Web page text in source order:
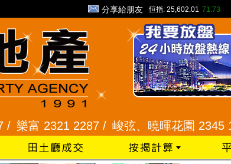
分享給朋友 恒指: 25,602.01 71.73
2321 2287 /峻弦、曉暉花園 2345 1286 /